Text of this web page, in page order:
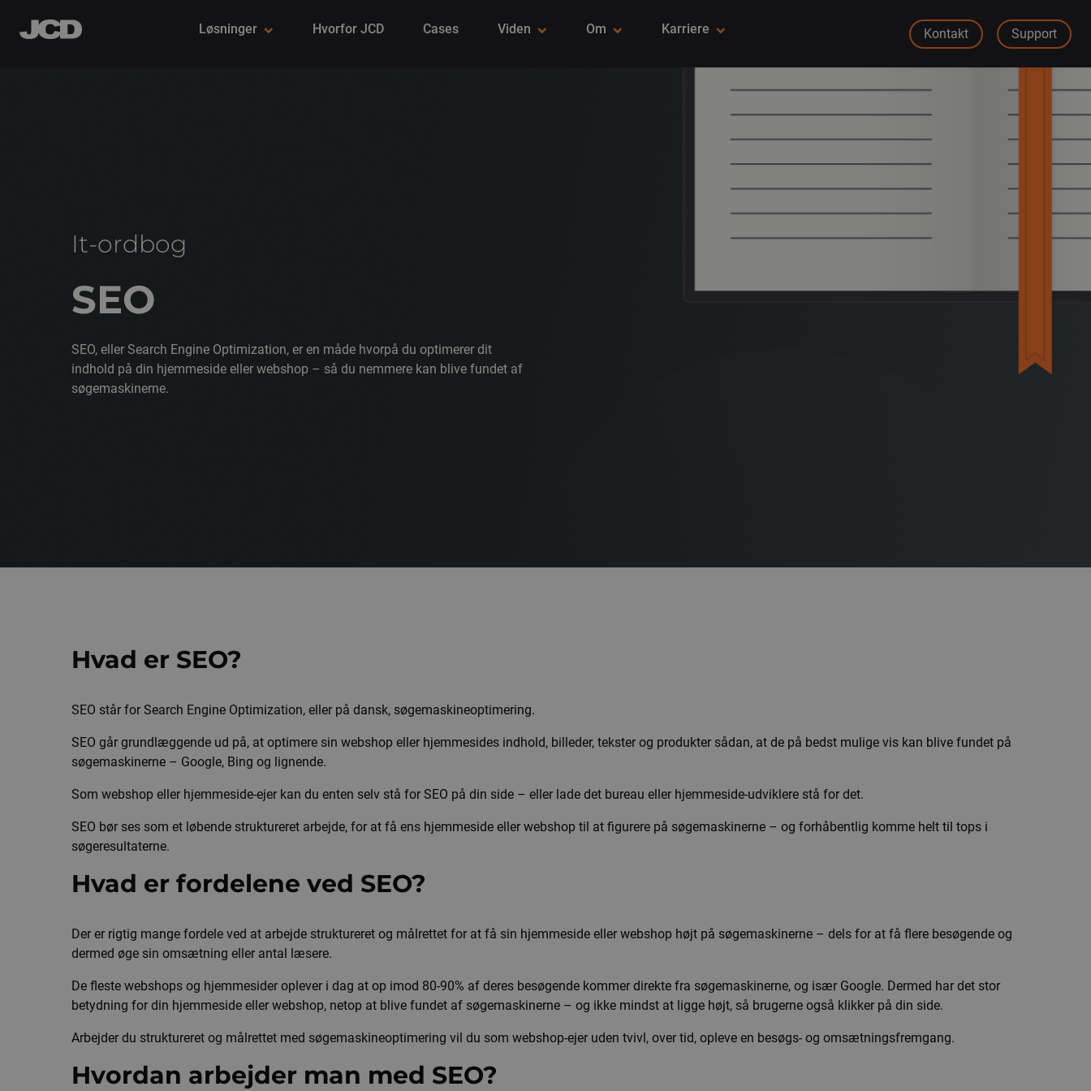
Løsninger Hvorfor JCD Cases Viden Om Karriere Kontakt Support
It-ordbog
SEO
SEO, eller Search Engine Optimization, er en måde hvorpå du optimerer dit
indhold på din hjemmeside eller webshop – så du nemmere kan blive fundet af
søgemaskinerne.
Hvad er SEO?
SEO står for Search Engine Optimization, eller på dansk, søgemaskineoptimering.
SEO går grundlæggende ud på, at optimere sin webshop eller hjemmesides indhold, billeder, tekster og produkter sådan, at de på bedst mulige vis kan blive fundet på
søgemaskinerne – Google, Bing og lignende.
Som webshop eller hjemmeside-ejer kan du enten selv stå for SEO på din side – eller lade det bureau eller hjemmeside-udviklere stå for det.
SEO bør ses som et løbende struktureret arbejde, for at få ens hjemmeside eller webshop til at figurere på søgemaskinerne – og forhåbentlig komme helt til tops i
søgeresultaterne.
Hvad er fordelene ved SEO?
Der er rigtig mange fordele ved at arbejde struktureret og målrettet for at få sin hjemmeside eller webshop højt på søgemaskinerne – dels for at få flere besøgende og
dermed øge sin omsætning eller antal læsere.
De fleste webshops og hjemmesider oplever i dag at op imod 80-90% af deres besøgende kommer direkte fra søgemaskinerne, og især Google. Dermed har det stor
betydning for din hjemmeside eller webshop, netop at blive fundet af søgemaskinerne – og ikke mindst at ligge højt, så brugerne også klikker på din side.
Arbejder du struktureret og målrettet med søgemaskineoptimering vil du som webshop-ejer uden tvivl, over tid, opleve en besøgs- og omsætningsfremgang.
Hvordan arbejder man med SEO?